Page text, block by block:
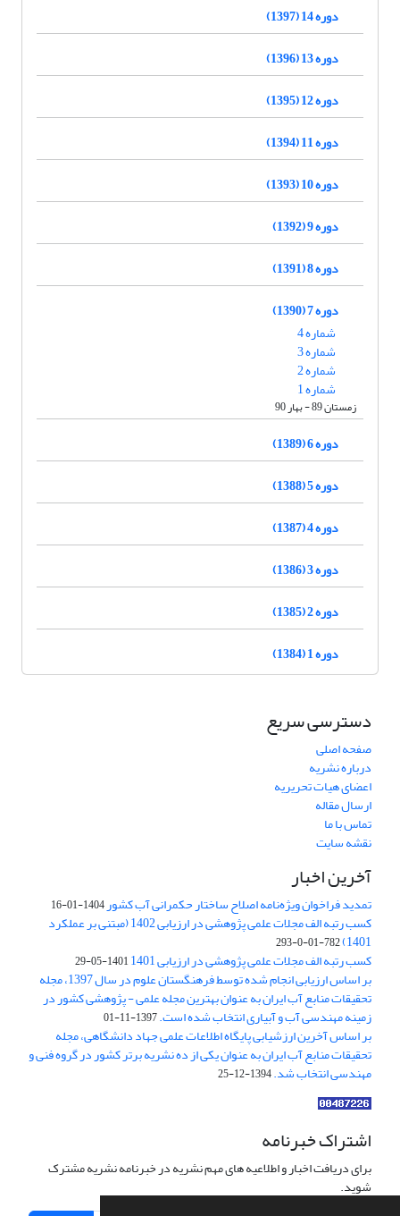
دوره 14 (1397)
دوره 13 (1396)
دوره 12 (1395)
دوره 11 (1394)
دوره 10 (1393)
دوره 9 (1392)
دوره 8 (1391)
دوره 7 (1390)
شماره 4
شماره 3
شماره 2
شماره 1
زمستان 89 - بهار 90
دوره 6 (1389)
دوره 5 (1388)
دوره 4 (1387)
دوره 3 (1386)
دوره 2 (1385)
دوره 1 (1384)
دسترسی سریع
صفحه اصلی
درباره نشریه
اعضای هیات تحریریه
ارسال مقاله
تماس با ما
نقشه سایت
آخرین اخبار
تمدید فراخوان ویژه‌نامه اصلاح ساختار حکمرانی آب کشور1404-01-16
کسب رتبه الف مجلات علمی پژوهشی در ارزیابی 1402 (مبتنی بر عملکرد
1401)
782-01-0-293
کسب رتبه الف مجلات علمی پژوهشی در ارزیابی 1401 1401-05-29
بر اساس ارزیابی انجام شده توسط فرهنگستان علوم در سال 1397، مجله
تحقیقات منابع آب ایران به عنوان بهترین مجله علمی - پژوهشی کشور در
زمینه مهندسی آب و آبیاری انتخاب شده است.1397-11-01
بر اساس آخرین ارزشیابی پایگاه اطلاعات علمی جهاد دانشگاهی، مجله
تحقیقات منابع آب ایران به عنوان یکی از ده نشریه برتر کشور در گروه فنی و
مهندسی انتخاب شد.1394-12-25
اشتراک خبرنامه
برای دریافت اخبار و اطلاعیه های مهم نشریه در خبرنامه نشریه مشترک
شوید.